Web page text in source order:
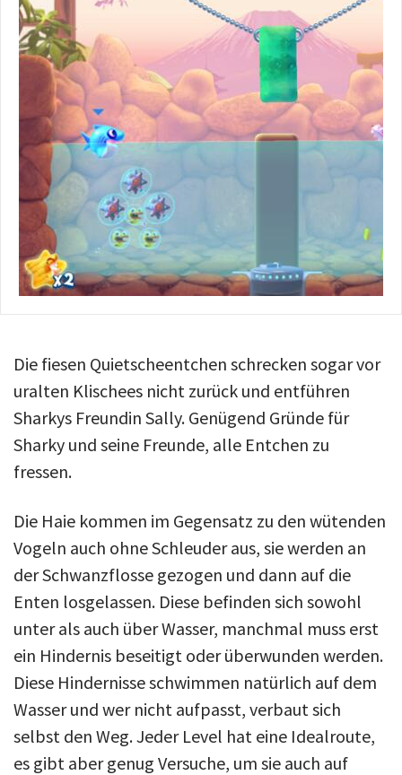
Anmelden
Die fiesen Quietscheentchen schrecken sogar vor
uralten Klischees nicht zurück und entführen
Sharkys Freundin Sally. Genügend Gründe für
Sharky und seine Freunde, alle Entchen zu
fressen.
Die Haie kommen im Gegensatz zu den wütenden
Vogeln auch ohne Schleuder aus, sie werden an
der Schwanzflosse gezogen und dann auf die
Enten losgelassen. Diese befinden sich sowohl
unter als auch über Wasser, manchmal muss erst
ein Hindernis beseitigt oder überwunden werden.
Diese Hindernisse schwimmen natürlich auf dem
Wasser und wer nicht aufpasst, verbaut sich
selbst den Weg. Jeder Level hat eine Idealroute,
es gibt aber genug Versuche, um sie auch auf